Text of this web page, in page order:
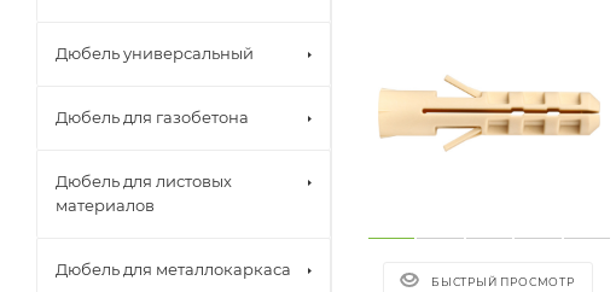
БЫСТРЫЙ ПРОСМОТР
Дюбель универсальный
Дюбель для газобетона
Дюбель для листовых
материалов
Дюбель для металлокаркаса